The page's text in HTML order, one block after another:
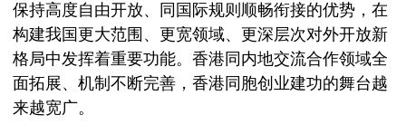
保持高度自由开放、同国际规则顺畅衔接的优势，在
构建我国更大范围、更宽领域、更深层次对外开放新
格局中发挥着重要功能。香港同内地交流合作领域全
面拓展、机制不断完善，香港同胞创业建功的舞台越
来越宽广。